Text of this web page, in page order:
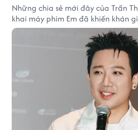
Những chia sẻ mới đây của Trấn
khai máy phim Em đã khiến khán